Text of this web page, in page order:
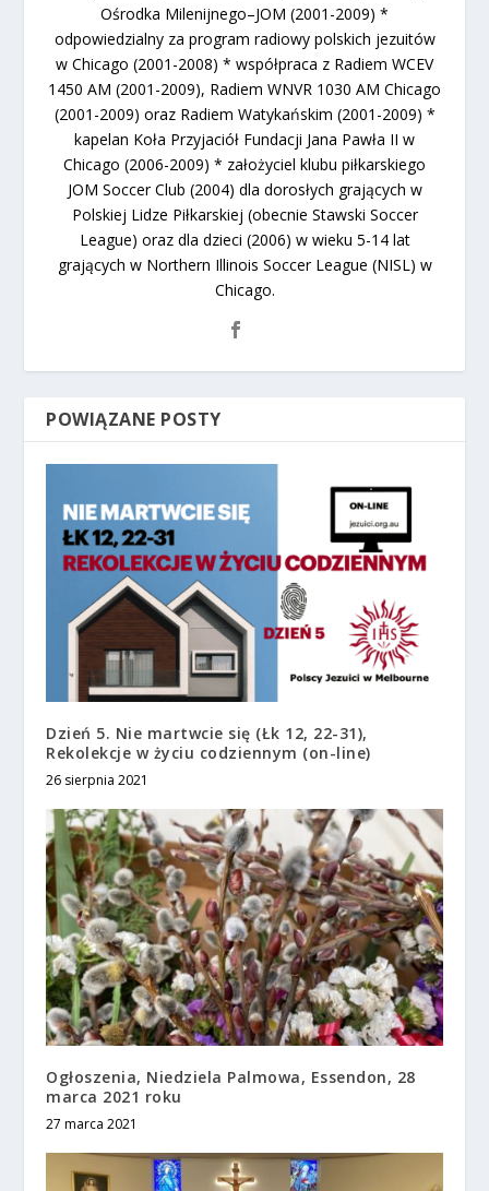
Ośrodka Milenijnego–JOM (2001-2009) *
odpowiedzialny za program radiowy polskich jezuitów
w Chicago (2001-2008) * współpraca z Radiem WCEV
1450 AM (2001-2009), Radiem WNVR 1030 AM Chicago
(2001-2009) oraz Radiem Watykańskim (2001-2009) *
kapelan Koła Przyjaciół Fundacji Jana Pawła II w
Chicago (2006-2009) * założyciel klubu piłkarskiego
JOM Soccer Club (2004) dla dorosłych grających w
Polskiej Lidze Piłkarskiej (obecnie Stawski Soccer
League) oraz dla dzieci (2006) w wieku 5-14 lat
grających w Northern Illinois Soccer League (NISL) w
Chicago.
POWIĄZANE POSTY
Dzień 5. Nie martwcie się (Łk 12, 22-31),
Rekolekcje w życiu codziennym (on-line)
26 sierpnia 2021
Ogłoszenia, Niedziela Palmowa, Essendon, 28
marca 2021 roku
27 marca 2021